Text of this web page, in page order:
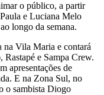
o público, a partir
e Luciana Melo
longo da semana.
na Vila Maria e contará
e Sampa Crew.
apresentações de
E na Zona Sul, no
o sambista Diogo